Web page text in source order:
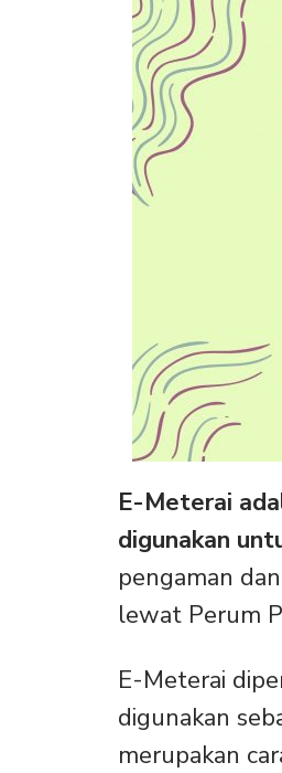
E-Meterai
digunakan
pengaman
lewat Perum
E-Meterai
digunakan
merupakan